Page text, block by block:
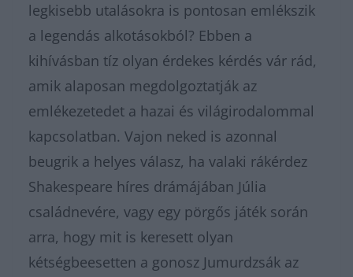
legkisebb utalásokra is pontosan emlékszik
a legendás alkotásokból? Ebben a
kihívásban tíz olyan érdekes kérdés vár rád,
amik alaposan megdolgoztatják az
emlékezetedet a hazai és világirodalommal
kapcsolatban. Vajon neked is azonnal
beugrik a helyes válasz, ha valaki rákérdez
Shakespeare híres drámájában Júlia
családnevére, vagy egy pörgős játék során
arra, hogy mit is keresett olyan
kétségbeesetten a gonosz Jumurdzsák az